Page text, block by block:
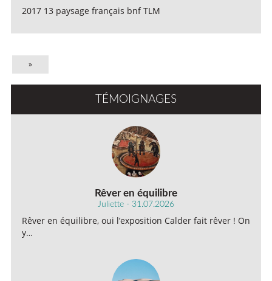
2017 13 paysage français bnf TLM
»
TÉMOIGNAGES
Rêver en équilibre
Juliette - 31.07.2026
Rêver en équilibre, oui l’exposition Calder fait rêver ! On
y…